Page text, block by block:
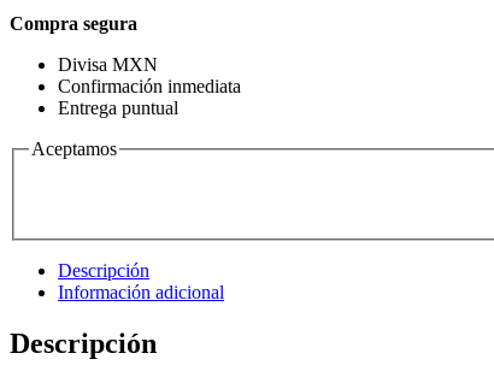
Compra segura
Divisa MXN
Confirmación inmediata
Entrega puntual
Aceptamos
Descripción
Información adicional
Descripción